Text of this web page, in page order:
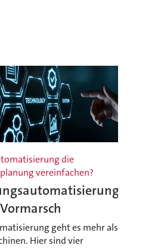
die
vereinfachen?
geht es mehr als
Hier sind vier